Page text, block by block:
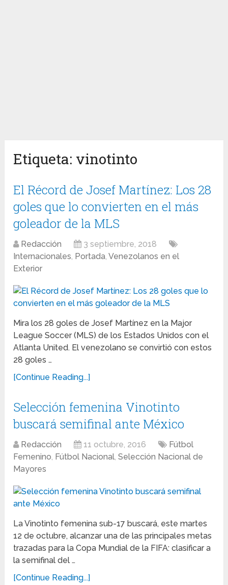
Etiqueta: vinotinto
El Récord de Josef Martínez: Los 28
goles que lo convierten en el más
goleador de la MLS
Redacción
3 septiembre, 2018
Internacionales, Portada,Venezolanos en el
Exterior
Mira los 28 goles de Josef Martínez en la Major
League Soccer (MLS) de los Estados Unidos con el
Atlanta United. El venezolano se convirtió con estos
28 goles …
[Continue Reading...]
Selección femenina Vinotinto
buscará semifinal ante México
Redacción 11 octubre, 2016
Fútbol
Femenino, Fútbol Nacional,Selección Nacional de
Mayores
La Vinotinto femenina sub-17 buscará, este martes
12 de octubre, alcanzar una de las principales metas
trazadas para la Copa Mundial de la FIFA: clasificar a
la semifinal del …
[Continue Reading...]